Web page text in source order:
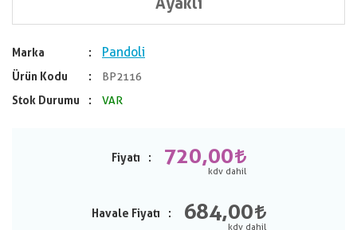
Marka Pandoli
Ürün Kodu
BP2116
Stok Durumu
VAR
Fiyatı 720,00
Havale Fiyatı 684,00